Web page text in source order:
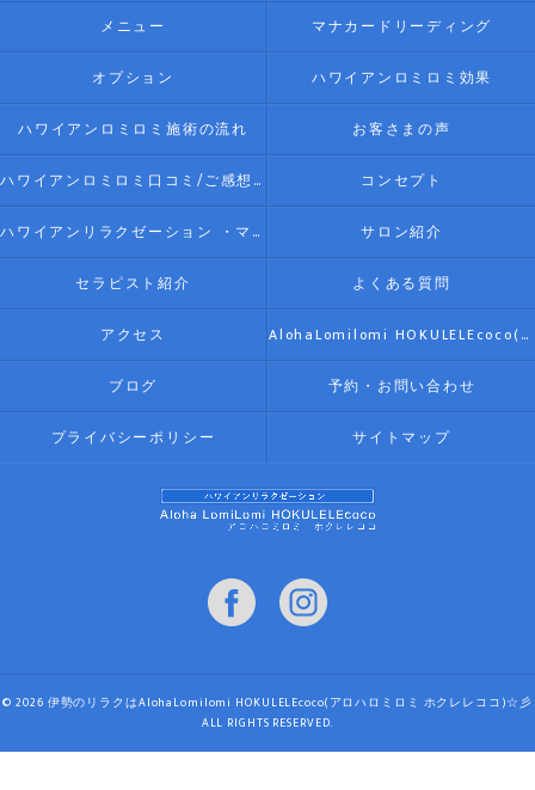
メニュー マナカードリーディング
オプション ハワイアンロミロミ効果
ハワイアンロミロミ施術の流れ お客さまの声
ハワイアンロミロミ口コミ/ご感想(伊勢リラク/リラクゼーション) コンセプト
ハワイアンリラクゼーション ・マッサージ AlohaLomilomi HOKULELEcoco(アロハロミロミ ホクレレココ)☆彡について サロン紹介
セラピスト紹介 よくある質問
アクセス AlohaLomilomi HOKULELEcoco(アロハロミロミ ホクレレココ)☆彡
ブログ 予約・お問い合わせ
プライバシーポリシー サイトマップ
© 2026 伊勢のリラクはAlohaLomilomi HOKULELEcoco(アロハロミロミ ホクレレココ)☆彡
ALL RIGHTS RESERVED.